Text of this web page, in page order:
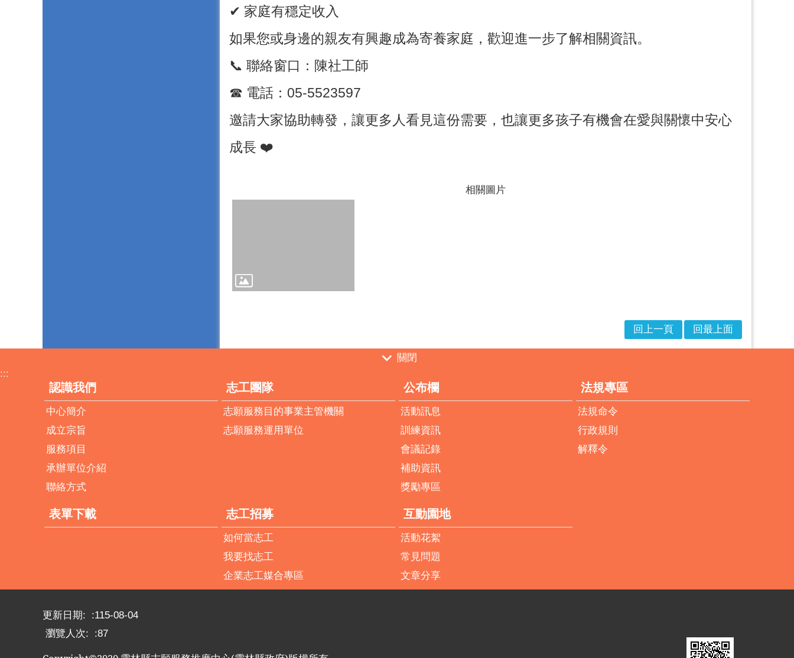
✔ 家庭有穩定收入
如果您或身邊的親友有興趣成為寄養家庭，歡迎進一步了解相關資訊。
📞 聯絡窗口：陳社工師
☎ 電話：05-5523597
邀請大家協助轉發，讓更多人看見這份需要，也讓更多孩子有機會在愛與關懷中安心
成長 ❤️
相關圖片
回上一頁 回最上面
關閉
:::
認識我們
中心簡介
成立宗旨
服務項目
承辦單位介紹
聯絡方式
志工團隊
志願服務目的事業主管機關
志願服務運用單位
公布欄
活動訊息
訓練資訊
會議記錄
補助資訊
獎勵專區
法規專區
法規命令
行政規則
解釋令
表單下載 志工招募
如何當志工
我要找志工
企業志工媒合專區
互動園地
活動花絮
常見問題
文章分享
更新日期:
115-08-04
瀏覽人次:
87